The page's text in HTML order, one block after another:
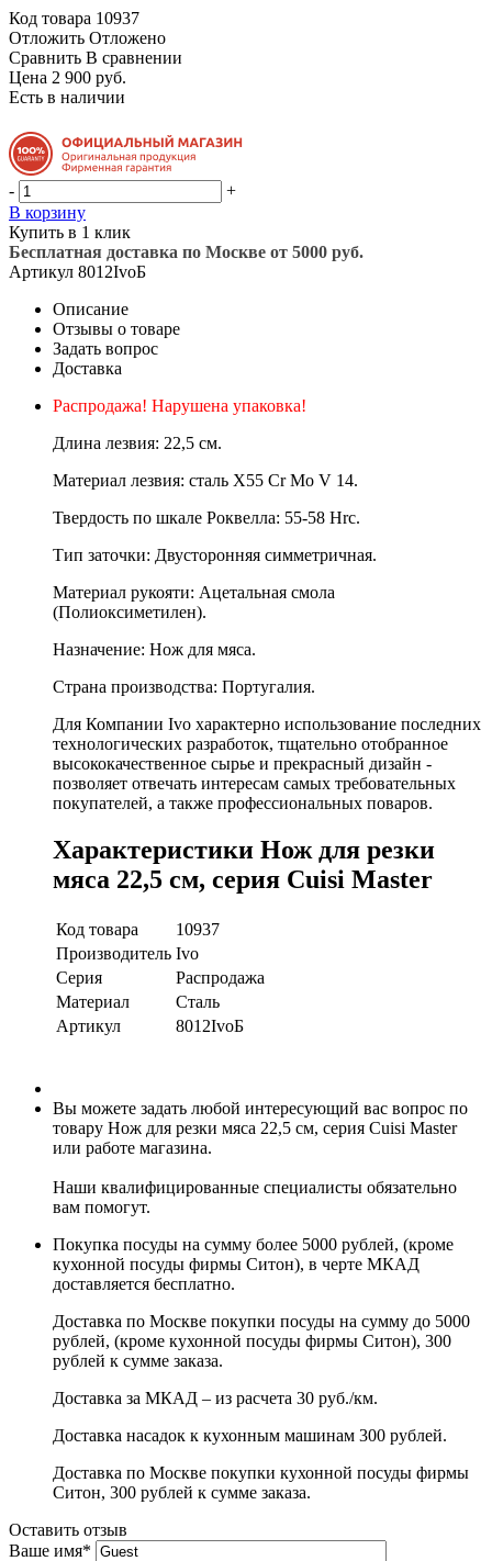
Код товара 10937
Отложить Отложено
Сравнить В сравнении
Цена 2 900 руб.
Есть в наличии
-
+
В корзину
Купить в 1 клик
Бесплатная доставка по Москве от 5000 руб.
Артикул 8012IvoБ
Описание
Отзывы о товаре
Задать вопрос
Доставка
Распродажа! Нарушена упаковка!
Длина лезвия: 22,5 см.
Материал лезвия: сталь X55 Cr Mo V 14.
Твердость по шкале Роквелла: 55-58 Hrc.
Тип заточки: Двусторонняя симметричная.
Материал рукояти: Ацетальная смола
(Полиоксиметилен).
Назначение: Нож для мяса.
Страна производства: Португалия.
Для Компании Ivo характерно использование последних
технологических разработок, тщательно отобранное
высококачественное сырье и прекрасный дизайн -
позволяет отвечать интересам самых требовательных
покупателей, а также профессиональных поваров.
Характеристики Нож для резки
мяса 22,5 см, серия Cuisi Master
Код товара
10937
Производитель Ivo
Серия
Распродажа
Материал
Сталь
Артикул
8012IvoБ
Вы можете задать любой интересующий вас вопрос по
товару Нож для резки мяса 22,5 см, серия Cuisi Master
или работе магазина.
Наши квалифицированные специалисты обязательно
вам помогут.
Покупка посуды на сумму более 5000 рублей, (кроме
кухонной посуды фирмы Ситон), в черте МКАД
доставляется бесплатно.
Доставка по Москве покупки посуды на сумму до 5000
рублей, (кроме кухонной посуды фирмы Ситон), 300
рублей к сумме заказа.
Доставка за МКАД – из расчета 30 руб./км.
Доставка насадок к кухонным машинам 300 рублей.
Доставка по Москве покупки кухонной посуды фирмы
Ситон, 300 рублей к сумме заказа.
Оставить отзыв
Ваше имя*